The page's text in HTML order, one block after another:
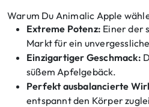
Warum Du Animalic Apple
Extreme Potenz: Einer der
Markt für ein
Einzigartiger Geschmack:
süßem Apfelgebäck.
Perfekt ausbalancierte
entspannt den Körper